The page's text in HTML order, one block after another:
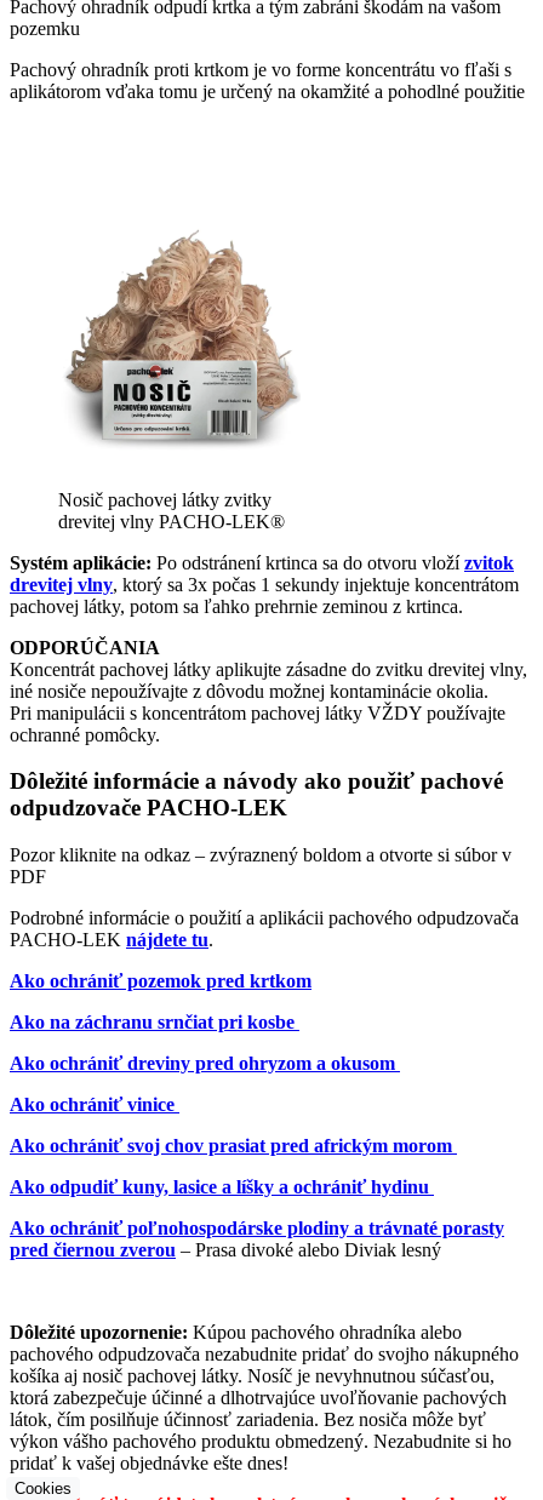
Pachový ohradník odpudí krtka a tým zabráni škodám na vašom
pozemku
Pachový ohradník proti krtkom je vo forme koncentrátu vo fľaši s
aplikátorom vďaka tomu je určený na okamžité a pohodlné použitie
Nosič pachovej látky zvitky
drevitej vlny PACHO-LEK®
Systém aplikácie: Po odstránení krtinca sa do otvoru vložízvitok
drevitej vlny, ktorý sa 3x počas 1 sekundy injektuje koncentrátom
pachovej látky, potom sa ľahko prehrnie zeminou z krtinca.
ODPORÚČANIA
Koncentrát pachovej látky aplikujte zásadne do zvitku drevitej vlny,
iné nosiče nepoužívajte z dôvodu možnej kontaminácie okolia.
Pri manipulácii s koncentrátom pachovej látky VŽDY používajte
ochranné pomôcky.
Dôležité informácie a návody ako použiť pachové
odpudzovače PACHO-LEK
Pozor kliknite na odkaz – zvýraznený boldom a otvorte si súbor v
PDF
Podrobné informácie o použití a aplikácii pachového odpudzovača
PACHO-LEK nájdete tu.
Ako ochrániť pozemok pred krtkom
Ako na záchranu srnčiat pri kosbe
Ako ochrániť dreviny pred ohryzom a okusom
Ako ochrániť vinice
Ako ochrániť svoj chov prasiat pred africkým morom
Ako odpudiť kuny, lasice a líšky a ochrániť hydinu
Ako ochrániť poľnohospodárske plodiny a trávnaté porasty
pred čiernou zverou – Prasa divoké alebo Diviak lesný
Dôležité upozornenie: Kúpou pachového ohradníka alebo
pachového odpudzovača nezabudnite pridať do svojho nákupného
košíka aj nosič pachovej látky. Nosíč je nevyhnutnou súčasťou,
ktorá zabezpečuje účinné a dlhotrvajúce uvoľňovanie pachových
látok, čím posilňuje účinnosť zariadenia. Bez nosiča môže byť
výkon vášho pachového produktu obmedzený. Nezabudnite si ho
pridať k vašej objednávke ešte dnes!
Cookies